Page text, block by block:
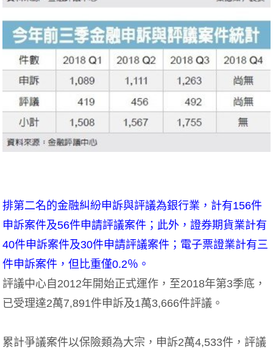
排第二名的金融糾紛申訴與評議為銀行業，計有156件
申訴案件及56件申請評議案件；此外，證券期貨業計有
40件申訴案件及30件申請評議案件；電子票證業計有三
件申訴案件，但比重僅0.2％。
評議中心自2012年開始正式運作，至2018年第3季底，
已受理達2萬7,891件申訴及1萬3,666件評議。
累計爭議案件以保險類為大宗，申訴2萬4,533件，評議